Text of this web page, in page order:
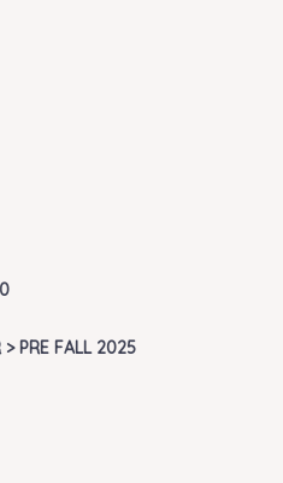
PRE FALL 2025